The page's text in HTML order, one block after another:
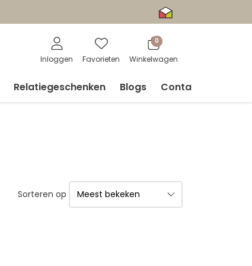
Inloggen Favorieten
0
Winkelwagen
Relatiegeschenken Blogs Contact
Sorteren op